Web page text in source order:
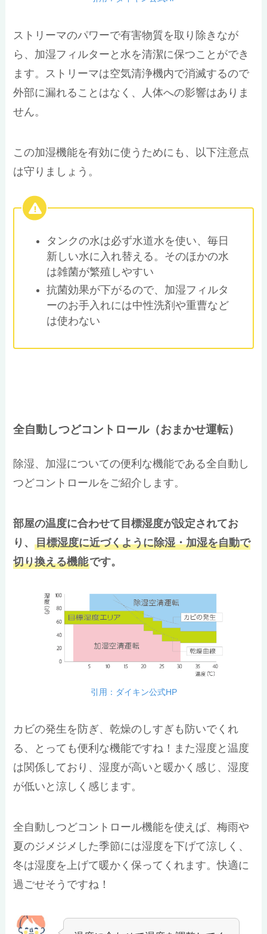
ストリーマのパワーで有害物質を取り除きなが
ら、加湿フィルターと水を清潔に保つことができ
ます。ストリーマは空気清浄機内で消滅するので
外部に漏れることはなく、人体への影響はありま
せん。
この加湿機能を有効に使うためにも、以下注意点
は守りましょう。
タンクの水は必ず水道水を使い、毎日
新しい水に入れ替える。そのほかの水
は雑菌が繁殖しやすい
抗菌効果が下がるので、加湿フィルタ
ーのお手入れには中性洗剤や重曹など
は使わない
全自動しつどコントロール（おまかせ運転）
除湿、加湿についての便利な機能である全自動し
つどコントロールをご紹介します。
部屋の温度に合わせて目標湿度が設定されてお
り、目標湿度に近づくように除湿・加湿を自動で
切り換える機能です。
引用：ダイキン公式HP
カビの発生を防ぎ、乾燥のしすぎも防いでくれ
る、とっても便利な機能ですね！また湿度と温度
は関係しており、湿度が高いと暖かく感じ、湿度
が低いと涼しく感じます。
全自動しつどコントロール機能を使えば、梅雨や
夏のジメジメした季節には湿度を下げて涼しく、
冬は湿度を上げて暖かく保ってくれます。快適に
過ごせそうですね！